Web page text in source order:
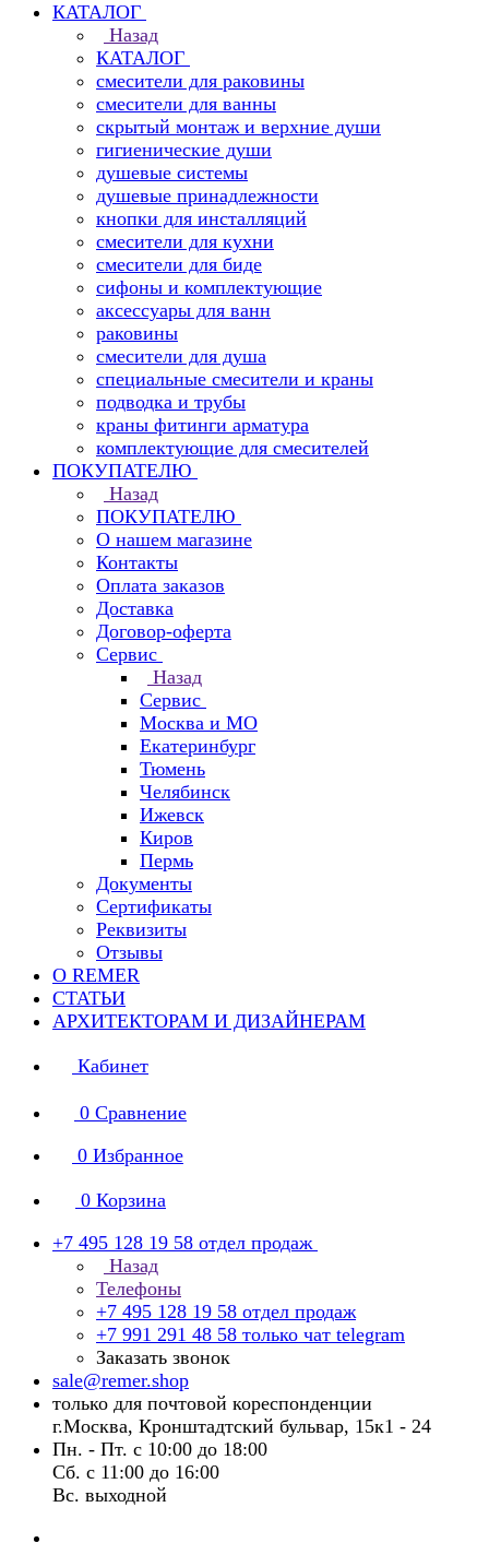
КАТАЛОГ
Назад
КАТАЛОГ
смесители для раковины
смесители для ванны
скрытый монтаж и верхние души
гигиенические души
душевые системы
душевые принадлежности
кнопки для инсталляций
смесители для кухни
смесители для биде
сифоны и комплектующие
аксессуары для ванн
раковины
смесители для душа
специальные смесители и краны
подводка и трубы
краны фитинги арматура
комплектующие для смесителей
ПОКУПАТЕЛЮ
Назад
ПОКУПАТЕЛЮ
О нашем магазине
Контакты
Оплата заказов
Доставка
Договор-оферта
Сервис
Назад
Сервис
Москва и МО
Екатеринбург
Тюмень
Челябинск
Ижевск
Киров
Пермь
Документы
Сертификаты
Реквизиты
Отзывы
О REMER
СТАТЬИ
АРХИТЕКТОРАМ И ДИЗАЙНЕРАМ
Кабинет
0 Сравнение
0 Избранное
0 Корзина
+7 495 128 19 58 отдел продаж
Назад
Телефоны
+7 495 128 19 58 отдел продаж
+7 991 291 48 58 только чат telegram
Заказать звонок
sale@remer.shop
только для почтовой кореспонденции
г.Москва, Кронштадтский бульвар, 15к1 - 24
Пн. - Пт. с 10:00 до 18:00
Сб. с 11:00 до 16:00
Вс. выходной